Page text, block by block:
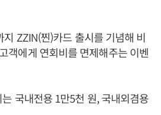
ZZIN(찐)카드 출시를 기념해 비
객에게 연회비를 면제해주는 이벤
국내전용 1만5천 원, 국내외겸용